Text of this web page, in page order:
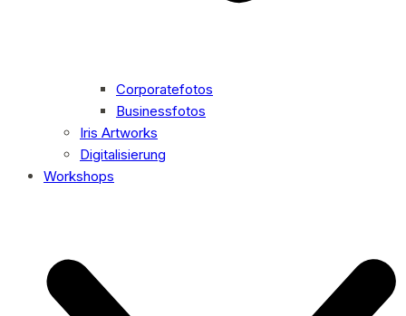
Corporatefotos
Businessfotos
Iris Artworks
Digitalisierung
Workshops